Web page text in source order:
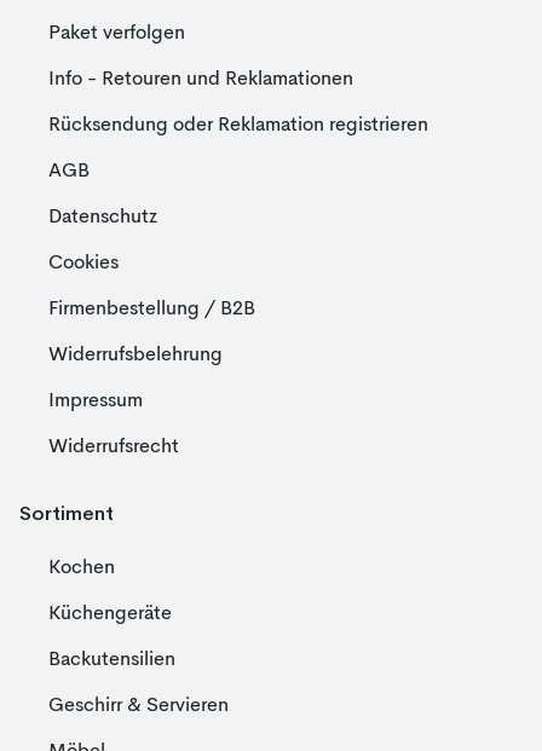
Paket verfolgen
Info - Retouren und Reklamationen
Rücksendung oder Reklamation registrieren
AGB
Datenschutz
Cookies
Firmenbestellung / B2B
Widerrufsbelehrung
Impressum
Widerrufsrecht
Sortiment
Kochen
Küchengeräte
Backutensilien
Geschirr & Servieren